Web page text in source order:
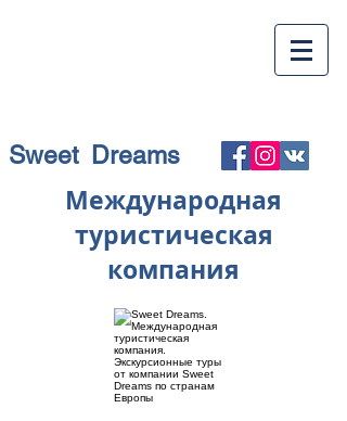
Sweet Dreams
Международная
туристическая
компания